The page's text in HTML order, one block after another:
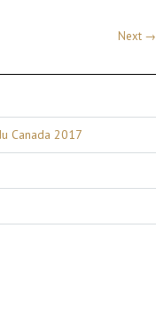
Next →
Canada 2017